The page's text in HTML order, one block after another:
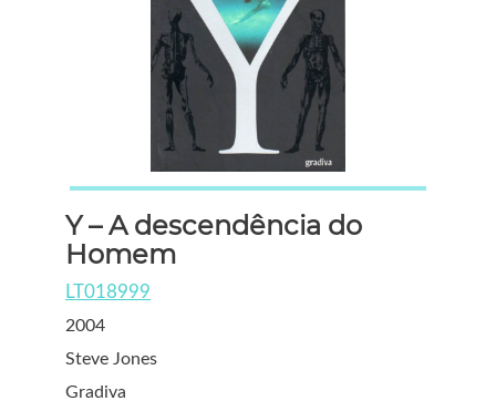
Y – A descendência do
Homem
LT018999
2004
Steve Jones
Gradiva